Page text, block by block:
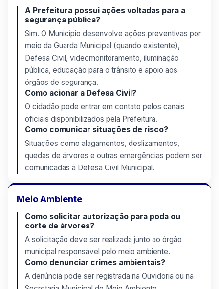
A Prefeitura possui ações voltadas para a
segurança pública?
Sim. O Município desenvolve ações preventivas por
meio da Guarda Municipal (quando existente),
Defesa Civil, videomonitoramento, iluminação
pública, educação para o trânsito e apoio aos
órgãos de segurança.
Como acionar a Defesa Civil?
O cidadão pode entrar em contato pelos canais
oficiais disponibilizados pela Prefeitura.
Como comunicar situações de risco?
Situações como alagamentos, deslizamentos,
quedas de árvores e outras emergências podem ser
comunicadas à Defesa Civil Municipal.
Meio Ambiente
Como solicitar autorização para poda ou
corte de árvores?
A solicitação deve ser realizada junto ao órgão
municipal responsável pelo meio ambiente.
Como denunciar crimes ambientais?
A denúncia pode ser registrada na Ouvidoria ou na